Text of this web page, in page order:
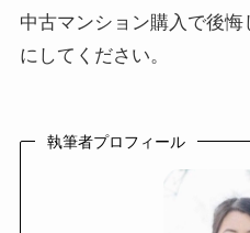
中古マンション購入で後
にしてください。
執筆者プロフィール